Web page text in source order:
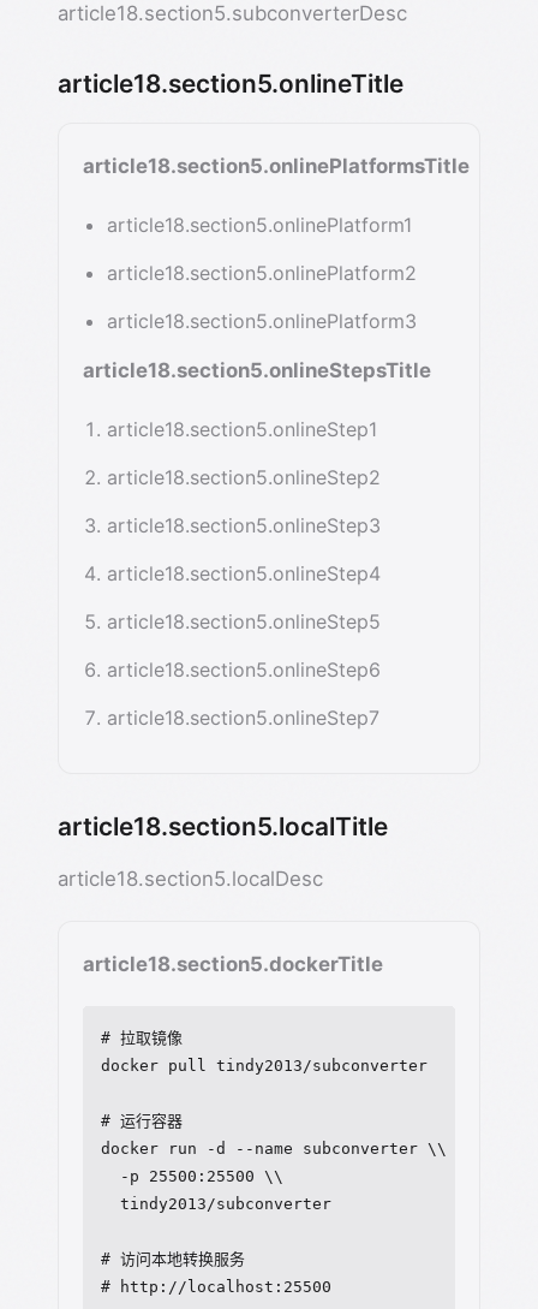
article18.section5.subconverterDesc
article18.section5.onlineTitle
article18.section5.onlinePlatformsTitle
article18.section5.onlinePlatform1
article18.section5.onlinePlatform2
article18.section5.onlinePlatform3
article18.section5.onlineStepsTitle
article18.section5.onlineStep1
article18.section5.onlineStep2
article18.section5.onlineStep3
article18.section5.onlineStep4
article18.section5.onlineStep5
article18.section5.onlineStep6
article18.section5.onlineStep7
article18.section5.localTitle
article18.section5.localDesc
article18.section5.dockerTitle
# 拉取镜像
docker pull tindy2013/subconverter
# 运行容器
docker run -d --name subconverter \\
  -p 25500:25500 \\
  tindy2013/subconverter
# 访问本地转换服务
# http://localhost:25500